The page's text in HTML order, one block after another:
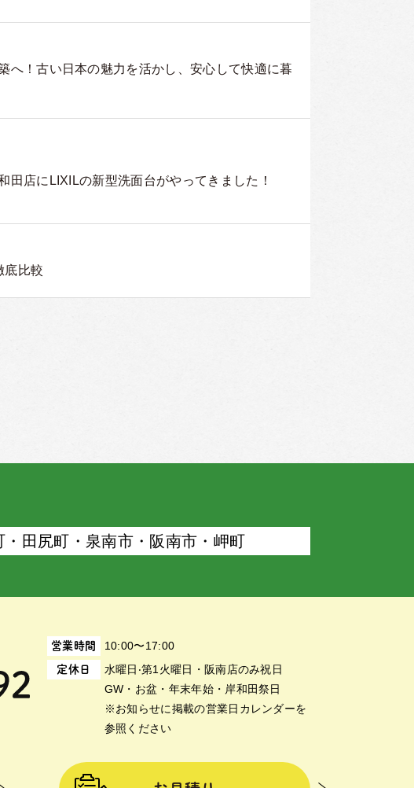
へ！古い日本の魅力を活かし、安心して快適に暮
田店にLIXILの新型洗面台がやってきました！
底比較
⽥尻町・泉南市・阪南市・岬町
営業時間 10:00〜17:00
定休日
⽔曜⽇‧第1⽕曜⽇・阪南店のみ祝日
GW・お盆・年末年始・岸和田祭日
※お知らせに掲載の営業日カレンダーを
参照ください